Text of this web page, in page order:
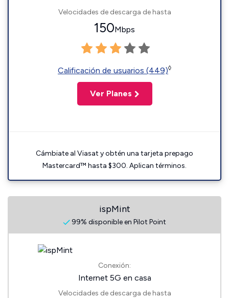
Velocidades de descarga de hasta
150Mbps
Calificación de usuarios (449)◊
Ver Planes
Cámbiate al Viasat y obtén una tarjeta prepago
Mastercard™ hasta $300. Aplican términos.
ispMint
99% disponible en Pilot Point
Conexión:
Internet 5G en casa
Velocidades de descarga de hasta